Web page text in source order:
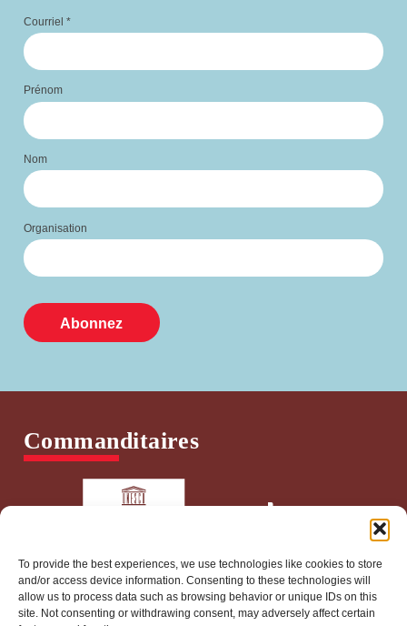
To provide the best experiences, we use technologies like cookies to store
and/or access device information. Consenting to these technologies will
allow us to process data such as browsing behavior or unique IDs on this
site. Not consenting or withdrawing consent, may adversely affect certain
Courriel *
Prénom
Nom
Organisation
Commanditaires